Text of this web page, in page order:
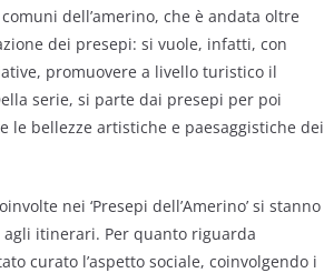
dell’amerino, che è andata oltre
dei presepi: si vuole, infatti, con
promuovere a livello turistico il
serie, si parte dai presepi per poi
le bellezze artistiche e paesaggistiche dei
nei ‘Presepi dell’Amerino’ si stanno
itinerari. Per quanto riguarda
curato l’aspetto sociale, coinvolgendo i